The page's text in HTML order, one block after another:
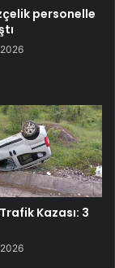
personelle
Kazası: 3